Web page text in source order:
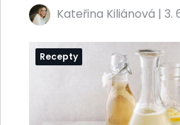
Kateřina Kiliánová | 3.
Recepty